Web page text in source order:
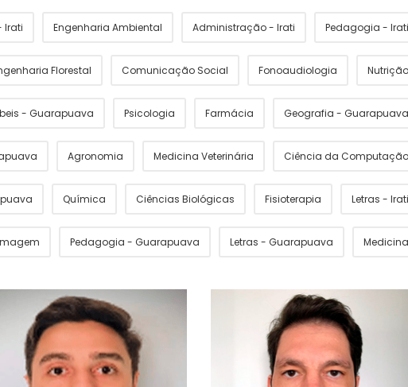
Irati Engenharia Ambiental Administração - Irati Pedagogia - Irati
Florestal Comunicação Social Fonoaudiologia Nutrição
- Guarapuava Psicologia Farmácia Geografia - Guarapuava
Agronomia Medicina Veterinária Ciência da Computação
Química Ciências Biológicas Fisioterapia Letras - Irati
Pedagogia - Guarapuava Letras - Guarapuava Medicina